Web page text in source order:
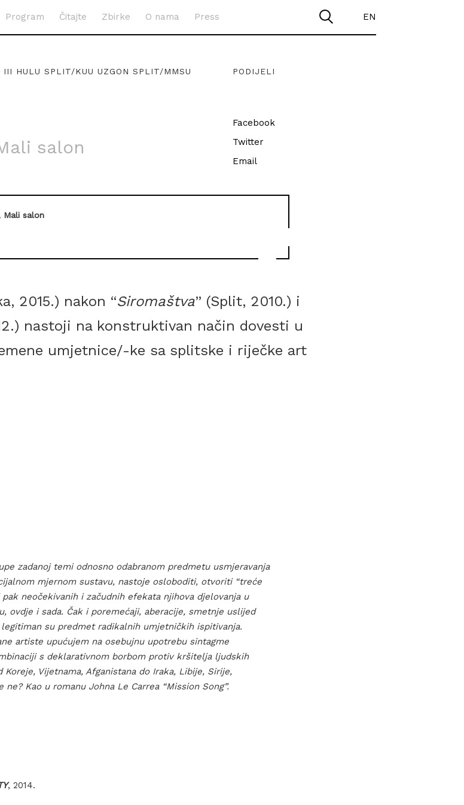
Program Čitajte Zbirke O nama Press EN
III HULU SPLIT/KUU UZGON SPLIT/MMSU
PODIJELI
salon
Facebook
Twitter
Email
Mali salon
2015.) nakon “Siromaštva” (Split, 2010.) i
nastoji na konstruktivan način dovesti u
umjetnice/-ke sa splitske i riječke art
zadanoj temi odnosno odabranom predmetu usmjeravanja
mjernom sustavu, nastoje osloboditi, otvoriti “treće
neočekivanih i začudnih efekata njihova djelovanja u
ovdje i sada. Čak i poremećaji, aberacije, smetnje uslijed
legitiman su predmet radikalnih umjetničkih ispitivanja.
artiste upućujem na osebujnu upotrebu sintagme
s deklarativnom borbom protiv kršitelja ljudskih
Vijetnama, Afganistana do Iraka, Libije, Sirije,
Kao u romanu Johna Le Carrea “Mission Song”.
, 2014.